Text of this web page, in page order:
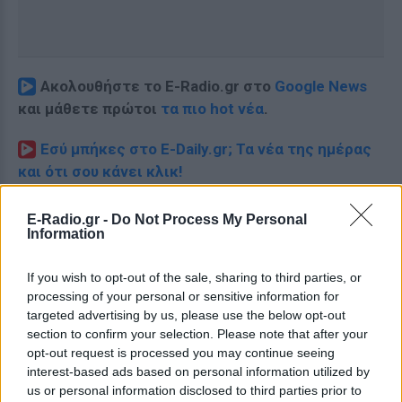
E-Radio.gr - Do Not Process My Personal
Information
If you wish to opt-out of the sale, sharing to third parties, or
processing of your personal or sensitive information for
targeted advertising by us, please use the below opt-out
section to confirm your selection. Please note that after your
opt-out request is processed you may continue seeing
interest-based ads based on personal information utilized by
us or personal information disclosed to third parties prior to
Ακολουθήστε το E-Radio.gr στο Google News
και μάθετε πρώτοι τα πιο hot νέα.
Εσύ μπήκες στο E-Daily.gr; Τα νέα της ημέρας
και ότι σου κάνει κλικ!
Ακολουθήστε το E-Radio.gr και στο Instagram